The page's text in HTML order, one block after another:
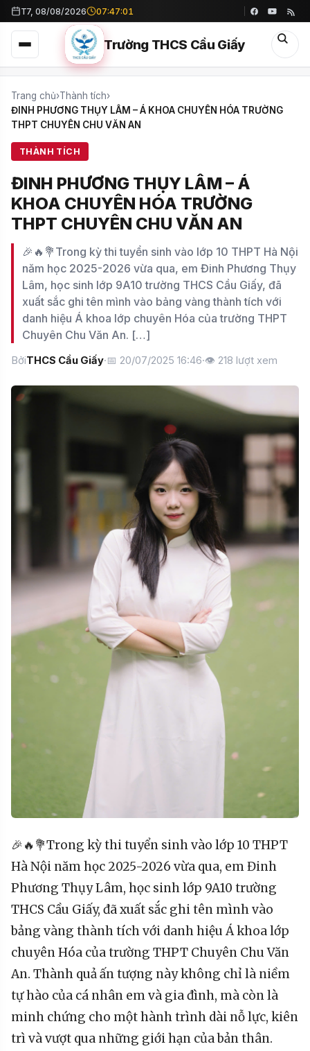
T7, 08/08/2026 07:47:03
Trường THCS Cầu Giấy
Trang chủ›Thành tích›
ĐINH PHƯƠNG THỤY LÂM – Á KHOA CHUYÊN HÓA TRƯỜNG
THPT CHUYÊN CHU VĂN AN
THÀNH TÍCH
ĐINH PHƯƠNG THỤY LÂM – Á
KHOA CHUYÊN HÓA TRƯỜNG
THPT CHUYÊN CHU VĂN AN
🎉🔥💐Trong kỳ thi tuyển sinh vào lớp 10 THPT Hà Nội
năm học 2025-2026 vừa qua, em Đinh Phương Thụy
Lâm, học sinh lớp 9A10 trường THCS Cầu Giấy, đã
xuất sắc ghi tên mình vào bảng vàng thành tích với
danh hiệu Á khoa lớp chuyên Hóa của trường THPT
Chuyên Chu Văn An. […]
BởiTHCS Cầu Giấy·📅 20/07/2025 16:46·👁 218 lượt xem
🎉🔥💐Trong kỳ thi tuyển sinh vào lớp 10 THPT
Hà Nội năm học 2025-2026 vừa qua, em Đinh
Phương Thụy Lâm, học sinh lớp 9A10 trường
THCS Cầu Giấy, đã xuất sắc ghi tên mình vào
bảng vàng thành tích với danh hiệu Á khoa lớp
chuyên Hóa của trường THPT Chuyên Chu Văn
An. Thành quả ấn tượng này không chỉ là niềm
tự hào của cá nhân em và gia đình, mà còn là
minh chứng cho một hành trình dài nỗ lực, kiên
trì và vượt qua những giới hạn của bản thân.